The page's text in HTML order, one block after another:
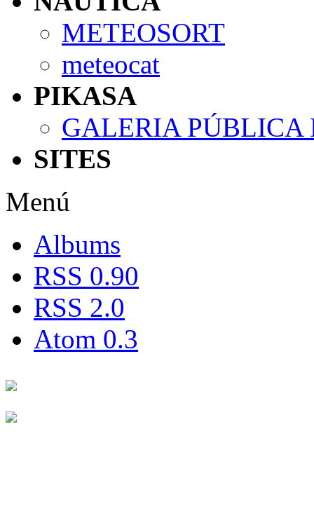
METEOSORT
meteocat
PIKASA
GALERIA PÚBLICA
SITES
Menú
Albums
RSS 0.90
RSS 2.0
Atom 0.3